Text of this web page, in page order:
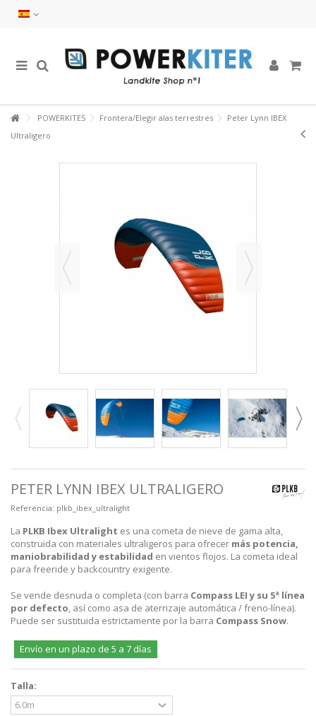
POWERKITES Frontera/Elegir alas terrestres
Peter Lynn IBEX
Ultraligero
PETER LYNN IBEX ULTRALIGERO
Referencia: plkb_ibex_ultralight
La PLKB Ibex Ultralight es una cometa de nieve de gama alta,
construida con materiales ultraligeros para ofrecer más potencia,
maniobrabilidad y estabilidad en vientos flojos. La cometa ideal
para freeride y backcountry exigente.
Se vende desnuda o completa (con barra Compass LEI y su 5ª línea
por defecto, así como asa de aterrizaje automática / freno-línea).
Puede ser sustituida estrictamente por la barra Compass Snow.
Envío en un plazo de 5 a 7 días
Talla: